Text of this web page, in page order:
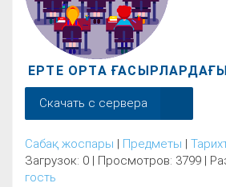
ЕРТЕ ОРТА
Скачать с сервера
Сабақ жоспары | Предметы |
Загрузок: 0 | Просмотров: 3799 |
гость